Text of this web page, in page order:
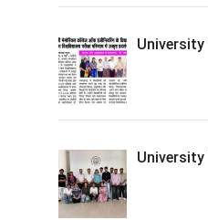
University
University